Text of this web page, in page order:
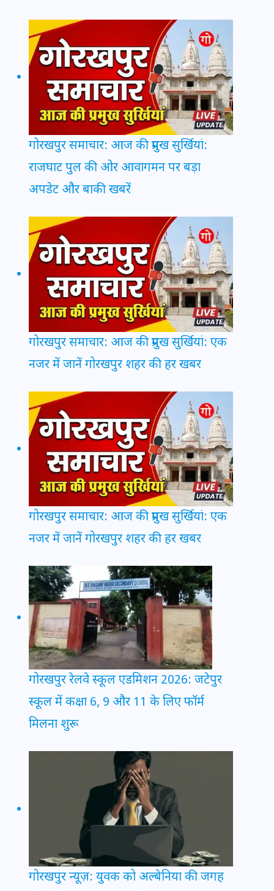
गोरखपुर समाचार: आज की प्रमुख सुर्खियां:
राजघाट पुल की ओर आवागमन पर बड़ा
अपडेट और बाकी खबरें
गोरखपुर समाचार: आज की प्रमुख सुर्खियां: एक
नजर में जानें गोरखपुर शहर की हर खबर
गोरखपुर समाचार: आज की प्रमुख सुर्खियां: एक
नजर में जानें गोरखपुर शहर की हर खबर
गोरखपुर रेलवे स्कूल एडमिशन 2026: जटेपुर
स्कूल में कक्षा 6, 9 और 11 के लिए फॉर्म
मिलना शुरू
गोरखपुर न्यूज़: युवक को अल्बेनिया की जगह